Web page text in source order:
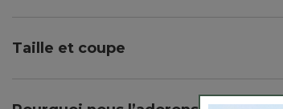
Taille et coupe